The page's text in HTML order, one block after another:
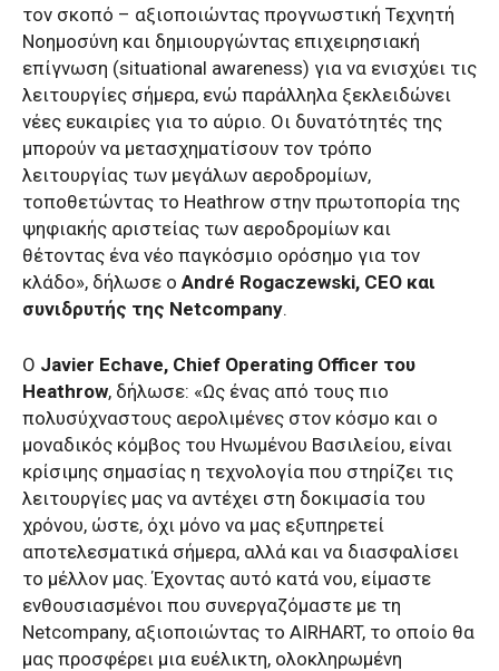
τον σκοπό – αξιοποιώντας προγνωστική Τεχνητή
Νοημοσύνη και δημιουργώντας επιχειρησιακή
επίγνωση (situational awareness) για να ενισχύει τις
λειτουργίες σήμερα, ενώ παράλληλα ξεκλειδώνει
νέες ευκαιρίες για το αύριο. Οι δυνατότητές της
μπορούν να μετασχηματίσουν τον τρόπο
λειτουργίας των μεγάλων αεροδρομίων,
τοποθετώντας το Heathrow στην πρωτοπορία της
ψηφιακής αριστείας των αεροδρομίων και
θέτοντας ένα νέο παγκόσμιο ορόσημο για τον
κλάδο», δήλωσε ο André Rogaczewski, CEO και
συνιδρυτής της Netcompany.
Ο Javier Echave, Chief Operating Officer του
Heathrow, δήλωσε: «Ως ένας από τους πιο
πολυσύχναστους αερολιμένες στον κόσμο και ο
μοναδικός κόμβος του Ηνωμένου Βασιλείου, είναι
κρίσιμης σημασίας η τεχνολογία που στηρίζει τις
λειτουργίες μας να αντέχει στη δοκιμασία του
χρόνου, ώστε, όχι μόνο να μας εξυπηρετεί
αποτελεσματικά σήμερα, αλλά και να διασφαλίσει
το μέλλον μας. Έχοντας αυτό κατά νου, είμαστε
ενθουσιασμένοι που συνεργαζόμαστε με τη
Netcompany, αξιοποιώντας το AIRHART, το οποίο θα
μας προσφέρει μια ευέλικτη, ολοκληρωμένη